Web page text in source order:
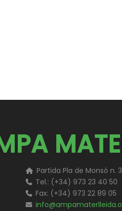
Partida Pla de Monsó n.
Tel.: (+34) 973 23 40 50
Fax: (+34) 973 22 89 05